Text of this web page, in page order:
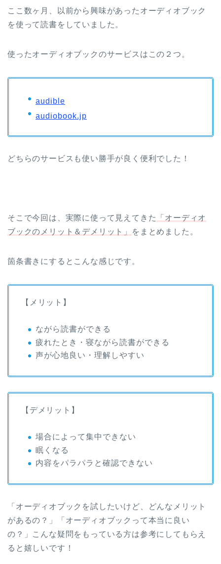
ここ数ヶ月、以前から興味があったオーディオブック
を使って読書をしていました。
使ったオーディオブックのサービスはこの２つ。
audible
audiobook.jp
どちらのサービスも使い勝手が良く便利でした！
そこで今回は、実際に使って見えてきた
「オーディオ
ブックのメリット＆デメリット」
をまとめました。
箇条書きにするとこんな感じです。
【メリット】
ながら読書ができる
疲れたとき・寝ながら読書ができる
声が心地良い・理解しやすい
【デメリット】
場合によって集中できない
眠くなる
内容をパラパラと確認できない
「オーディオブックを試したいけど、どんなメリット
があるの？」「オーディオブックって本当に良い
の？」こんな疑問をもっている方は参考にしてもらえ
ると嬉しいです！